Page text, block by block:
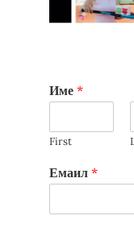
Име *
First
Емаил *